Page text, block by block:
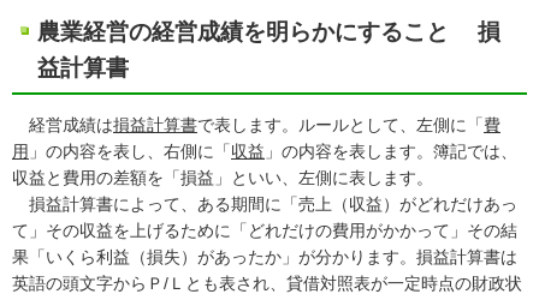
農業経営の経営成績を明らかにすること 損
益計算書
経営成績は損益計算書で表します。ルールとして、左側に「費
用 」の内容を表し、右側に「収益 」の内容を表します。簿記では、
収益と費用の差額を「損益」といい、左側に表します。
損益計算書によって、ある期間に「売上（収益）がどれだけあっ
て」その収益を上げるために「どれだけの費用がかかって」その結
果「いくら利益（損失）があったか」が分かります。損益計算書は
英語の頭文字からＰ/Ｌとも表され、貸借対照表が一定時点の財政状